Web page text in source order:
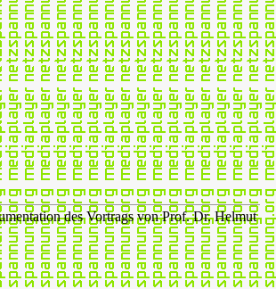
des Vortrags von Prof. Dr. Helmut